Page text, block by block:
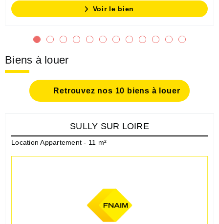
Voir le bien
Biens à louer
Retrouvez nos 10 biens à louer
SULLY SUR LOIRE
Location Appartement - 11 m²